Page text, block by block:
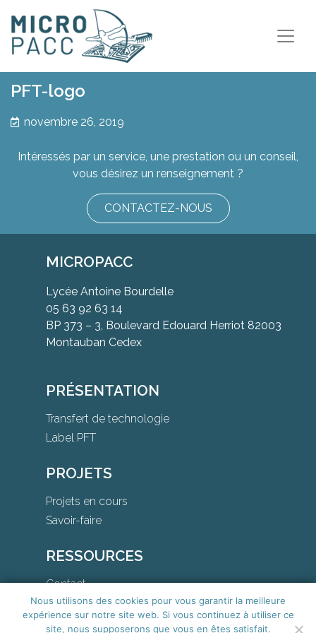
PFT-logo
novembre 26, 2019
Intéressés par un service, une prestation ou un conseil,
vous désirez un renseignement ?
CONTACTEZ-NOUS
MICROPACC
Lycée Antoine Bourdelle
05 63 92 63 14
BP 373 – 3, Boulevard Edouard Herriot 82003
Montauban Cedex
PRÉSENTATION
Transfert de technologie
Label PFT
PROJETS
Projets en cours
Savoir-faire
RESSOURCES
Contact
Téléchargements
Nous utilisons des cookies pour vous garantir la meilleure
expérience sur notre site web. Si vous continuez à utiliser ce
site, nous supposerons que vous en êtes satisfait.